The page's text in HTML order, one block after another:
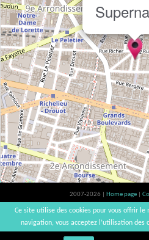
2007-2026 | Home page
Alcohol abuse is bad for your health, please
v3.12
Ce site utilise des cookies pour vous offrir
navigation, vous acceptez l’utilisation des